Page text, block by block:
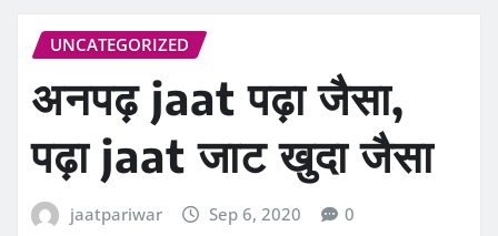
UNCATEGORIZED
अनपढ़ jaat पढ़ा जैसा,
पढ़ा jaat जाट खुदा जैसा
jaatpariwar Sep 6, 2020 0